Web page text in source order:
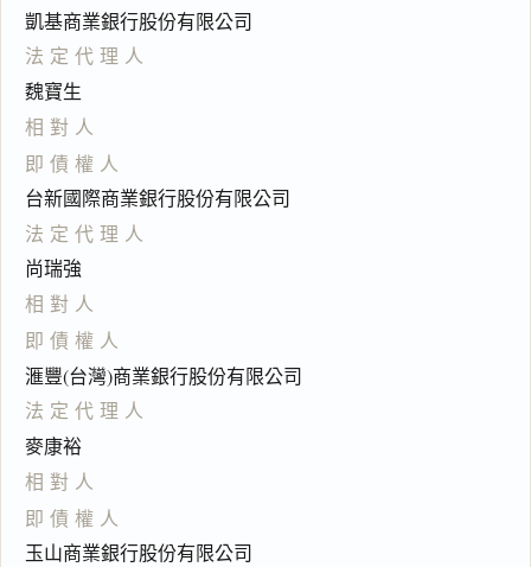
凱基商業銀行股份有限公司
法定代理人
魏寶生
相對人
即債權人
台新國際商業銀行股份有限公司
法定代理人
尚瑞強
相對人
即債權人
滙豐(台灣)商業銀行股份有限公司
法定代理人
麥康裕
相對人
即債權人
玉山商業銀行股份有限公司